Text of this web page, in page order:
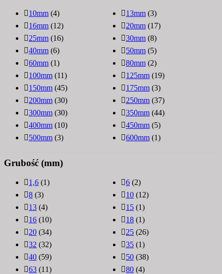
10mm (4) 13mm (3)
16mm (12) 20mm (17)
25mm (16) 30mm (8)
40mm (6) 50mm (5)
60mm (1) 80mm (2)
100mm (11) 125mm (19)
150mm (45) 175mm (3)
200mm (30) 250mm (37)
300mm (30) 350mm (44)
400mm (10) 450mm (5)
500mm (3) 600mm (1)
Grubość (mm)
1,6 (1) 6 (2)
8 (3) 10 (12)
13 (4) 15 (1)
16 (10) 18 (1)
20 (34) 25 (26)
32 (32) 35 (1)
40 (59) 50 (38)
63 (11) 80 (4)